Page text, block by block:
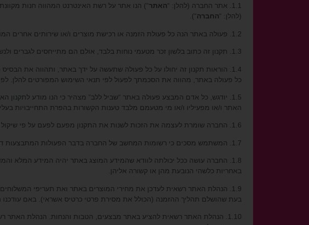
1.1. אתר החברה (להלן: “
האתר“) הנו אתר על רשת האינטרנט המהווה חנות
(להלן: “החברה“).
1.2. פעולה באתר הנה כל פעולת הזמנה או רכישת מוצרים ו/או שירותים אחרים המוצעים באתר ככל שמוצעים (להלן: “
1.3. תקנון זה כתוב בלשון זכר מטעמי נוחות בלבד, אולם הם מתייחסים לגברים ולנשים כאחד.
1.4. הוראות תקנון זה יחולו על כל פעולה שתעשה על ידך באתר, ותהווה את
כל פעולה באתר, מהווה את הסכמתך לפעול לפי תנאי השימוש המפורטים להלן.
1.5. יודגש, כל אדם המבצע פעולה באתר “שביל ללב” מצהיר כי הנו מודע
האתר ו/או מפעיליו ו/או מי מטעמם מלבד טענות הקשורות בהפרת התחייבויות בעלי
1.6. החברה שומרת לעצמה את הזכות לשנות את התקנון מפעם לפעם על פי שיקול דעתה הבלעדי וזאת ללא צורך במתן התראה ו/או הודעה מוקדמת.
1.7. המשתמש מסכים כי רשומות המחשב של החברה בדבר הפעולות המתבצעות דרך האתר יהוו ראיה לכאורה לנכונות הפעולות.
1.8. החברה עושה ככל יכולתה לוודא שהמידע המוצג באתר יהיה המידע המלא
באחריות כלשהי הנובעת מהן או קשורה אליהן.
1.9. הנהלת האתר רשאית לעדכן את מחירי המוצרים באתר ואת תעריפי
בעת שהושלם תהליך ההזמנה (הכולל את מסירת פרטי כרטיס אשראי). באם
1.10. הנהלת האתר רשאית להציע באתר מבצעים, הטבות והנחות. הנהלת האתר רשאית